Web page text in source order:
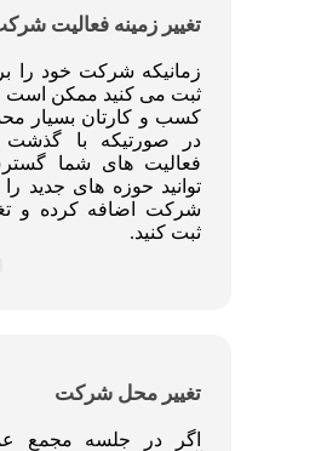
تغییر زمینه فعالیت
زمانیکه شرکت خود را
ثبت می کنید ممکن است
کسب و کارتان بسیار
در صورتیکه با گذشت
فعالیت های شما
توانید حوزه های جدید
شرکت اضافه کرده و
ثبت کنید.
تغییر محل شرکت
اگر در جلسه مجمع